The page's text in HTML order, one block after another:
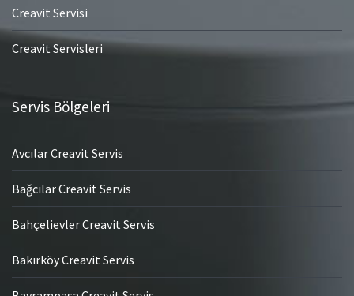
Creavit Servisi
Creavit Servisleri
Servis Bölgeleri
Avcılar Creavit Servis
Bağcılar Creavit Servis
Bahçelievler Creavit Servis
Bakırköy Creavit Servis